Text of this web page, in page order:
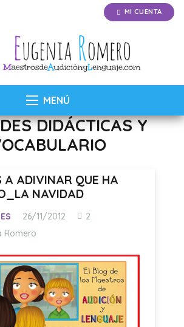
MI CUENTA
MENÚ
DIDÁCTICAS Y
A ADIVINAR QUE HA
NAVIDAD
26/11/2012 2
Romero